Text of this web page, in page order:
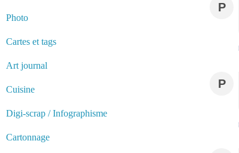
Photo
Cartes et tags
Art journal
Cuisine
Digi-scrap / Infographisme
Cartonnage
P
P